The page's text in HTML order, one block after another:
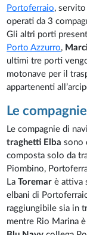
Portoferraio,
operati da 3
Gli altri porti
Porto Azzurro,
ultimi tre porti
motonave per il
appartenenti
Le compagnie
Le compagnie di
traghetti Elba sono
composta solo da
Piombino,
LaToremar è attiva
elbani di
raggiungibile sia in
mentre Rio Marina